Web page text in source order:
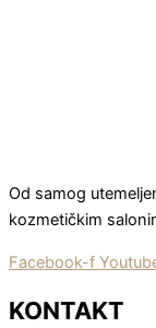
Od samog
kozmetičkim
Facebook-f
KONTAKT